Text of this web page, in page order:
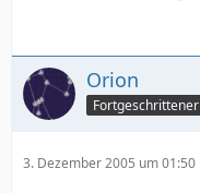
Orion
Fortgeschrittener
3. Dezember 2005 um 01:50